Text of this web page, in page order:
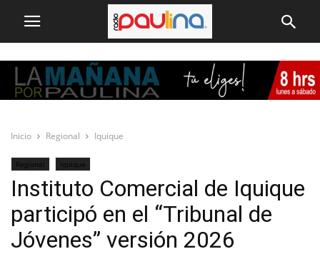
Inicio Regional Iquique
Regional Iquique
Instituto Comercial de Iquique
participó en el “Tribunal de
Jóvenes” versión 2026